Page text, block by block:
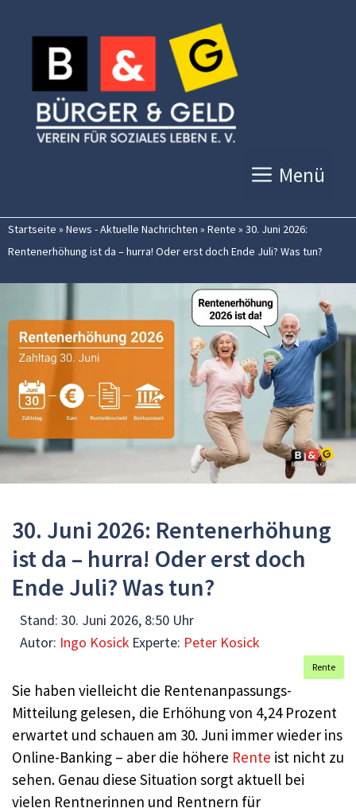
Inhalt
springen
Menü
Startseite » News - Aktuelle Nachrichten » Rente » 30. Juni 2026:
Rentenerhöhung ist da – hurra! Oder erst doch Ende Juli? Was tun?
30. Juni 2026: Rentenerhöhung
ist da – hurra! Oder erst doch
Ende Juli? Was tun?
Stand: 30. Juni 2026, 8:50 Uhr
Autor: Ingo Kosick Experte: Peter Kosick
Rente
Sie haben vielleicht die Rentenanpassungs-
Mitteilung gelesen, die Erhöhung von 4,24 Prozent
erwartet und schauen am 30. Juni immer wieder ins
Online-Banking – aber die höhere Rente ist nicht zu
sehen. Genau diese Situation sorgt aktuell bei
vielen Rentnerinnen und Rentnern für